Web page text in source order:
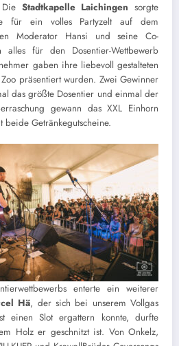
Stadtkapelle Laichingen sorgte
für ein volles Partyzelt auf dem
Moderator Hansi und seine Co-
alles für den Dosentier-Wettbewerb
gaben ihre liebevoll gestalteten
präsentiert wurden. Zwei Gewinner
das größte Dosentier und einmal der
gewann das XXL Einhorn
Getränkegutscheine.
enterte ein weiterer
Hä, der sich bei unserem Vollgas
einen Slot ergattern konnte, durfte
Holz er geschnitzt ist. Von Onkelz,